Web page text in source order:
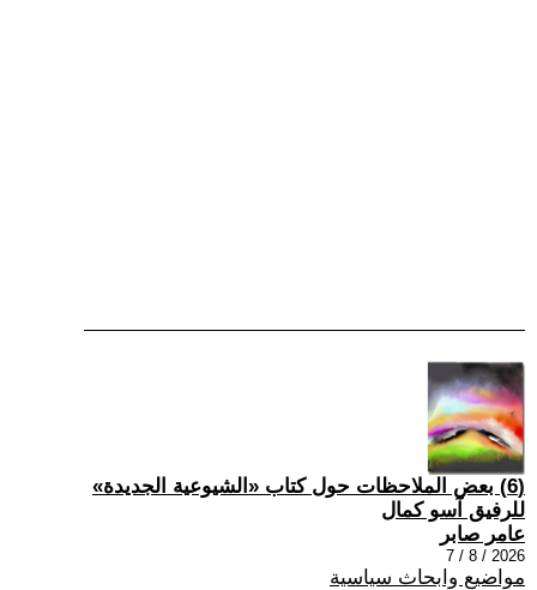
(6) بعض الملاحظات حول كتاب «الشيوعية الجديدة»
للرفيق آسو كمال
عامر صابر
2026 / 8 / 7
مواضيع وابحاث سياسية